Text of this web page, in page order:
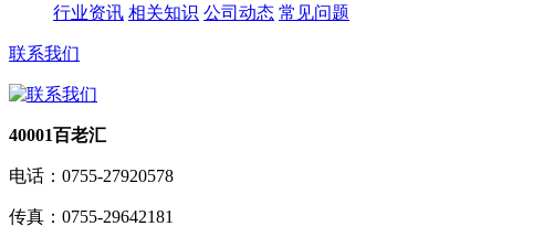
行业资讯 相关知识 公司动态 常见问题
联系我们
40001百老汇
电话： 0755-27920578
传真： 0755-29642181